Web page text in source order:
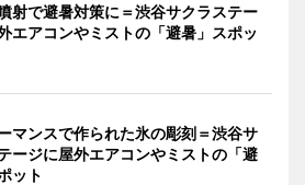
射で避暑対策に＝渋谷サクラステー
エアコンやミストの「避暑」スポッ
マンスで作られた氷の彫刻＝渋谷サ
ージに屋外エアコンやミストの「避
ット